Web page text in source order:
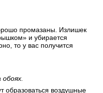
промазаны. Излишек
и убирается
то у вас получится
образоваться воздушные